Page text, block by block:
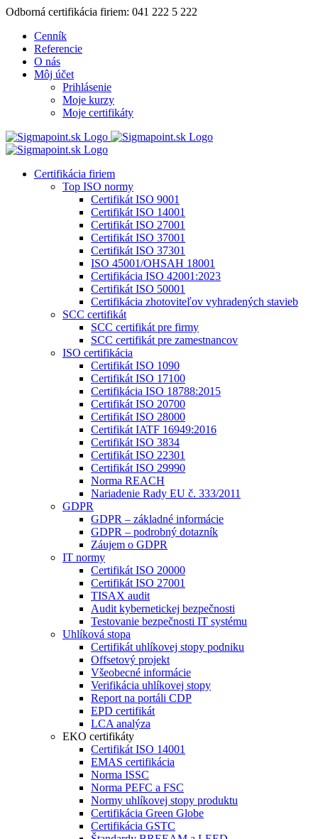
Skip
content
Odborná certifikácia firiem: 041 222 5 222
Cenník
Referencie
O nás
Môj účet
Prihlásenie
Moje kurzy
Moje certifikáty
Certifikácia firiem
Top ISO normy
Certifikát ISO 9001
Certifikát ISO 14001
Certifikát ISO 27001
Certifikát ISO 37001
Certifikát ISO 37301
ISO 45001/OHSAH 18001
Certifikácia ISO 42001:2023
Certifikát ISO 50001
Certifikácia zhotoviteľov vyhradených stavieb
SCC certifikát
SCC certifikát pre firmy
SCC certifikát pre zamestnancov
ISO certifikácia
Certifikát ISO 1090
Certifikát ISO 17100
Certifikácia ISO 18788:2015
Certifikát ISO 20700
Certifikát ISO 28000
Certifikát IATF 16949:2016
Certifikát ISO 3834
Certifikát ISO 22301
Certifikát ISO 29990
Norma REACH
Nariadenie Rady EU č. 333/2011
GDPR
GDPR – základné informácie
GDPR – podrobný dotazník
Záujem o GDPR
IT normy
Certifikát ISO 20000
Certifikát ISO 27001
TISAX audit
Audit kybernetickej bezpečnosti
Testovanie bezpečnosti IT systému
Uhlíková stopa
Certifikát uhlíkovej stopy podniku
Offsetový projekt
Všeobecné informácie
Verifikácia uhlíkovej stopy
Report na portáli CDP
EPD certifikát
LCA analýza
EKO certifikáty
Certifikát ISO 14001
EMAS certifikácia
Norma ISSC
Norma PEFC a FSC
Normy uhlíkovej stopy produktu
Certifikácia Green Globe
Certifikácia GSTC